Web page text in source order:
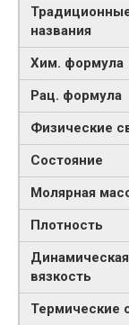
названия
Хим. формула
Рац. формула
Физические
Состояние
Молярная
Плотность
Динамическая
вязкость
Термические